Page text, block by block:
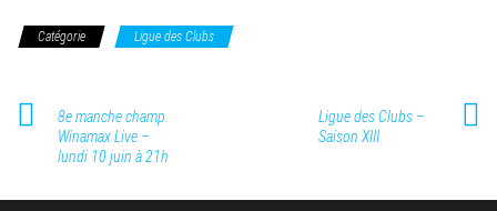
Catégorie Ligue des Clubs
8e manche champ.
Winamax Live –
lundi 10 juin à 21h
Ligue des Clubs –
Saison XIII